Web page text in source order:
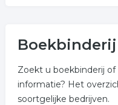
Zoekt u boekbinderij
informatie? Het
soortgelijke bedrijven.